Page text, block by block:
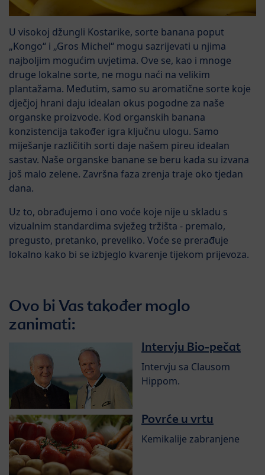
U visokoj džungli Kostarike, sorte banana poput
„Kongo“ i „Gros Michel“ mogu sazrijevati u njima
najboljim mogućim uvjetima. Ove se, kao i mnoge
druge lokalne sorte, ne mogu naći na velikim
plantažama. Međutim, samo su aromatične sorte koje
dječjoj hrani daju idealan okus pogodne za naše
organske proizvode. Kod organskih banana
konzistencija također igra ključnu ulogu. Samo
miješanje različitih sorti daje našem pireu idealan
sastav. Naše organske banane se beru kada su izvana
još malo zelene. Završna faza zrenja traje oko tjedan
dana.
Uz to, obrađujemo i ono voće koje nije u skladu s
vizualnim standardima svježeg tržišta - premalo,
pregusto, pretanko, preveliko. Voće se prerađuje
lokalno kako bi se izbjeglo kvarenje tijekom prijevoza.
Ovo bi Vas također moglo
zanimati:
Intervju Bio-pečat
Intervju sa Clausom
Hippom.
Povrće u vrtu
Kemikalije zabranjene